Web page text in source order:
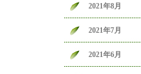
2021年8月
2021年7月
2021年6月